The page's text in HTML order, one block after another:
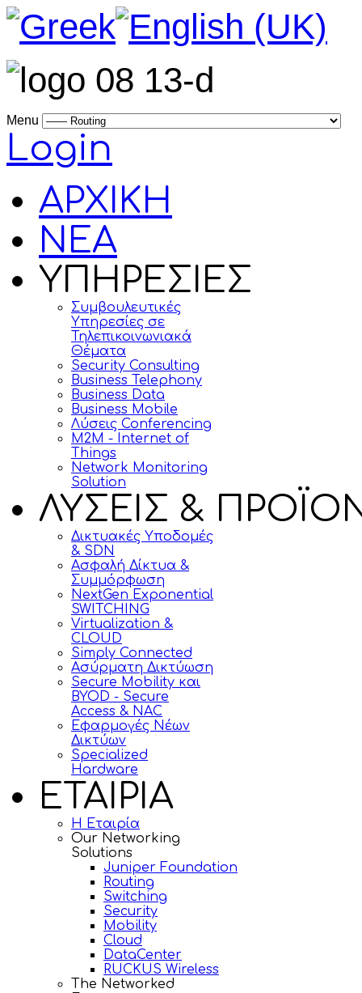
Menu
Login
ΑΡΧΙΚΗ
ΝΕΑ
ΥΠΗΡΕΣΙΕΣ
Συμβουλευτικές
Υπηρεσίες σε
Τηλεπικοινωνιακά
Θέματα
Security Consulting
Business Telephony
Business Data
Business Mobile
Λύσεις Conferencing
M2M - Internet of
Things
Network Monitoring
Solution
ΛΥΣΕΙΣ &
Δικτυακές Υποδομές
& SDN
Ασφαλή Δίκτυα &
Συμμόρφωση
NextGen Exponential
SWITCHING
Virtualization &
CLOUD
Simply Connected
Ασύρματη Δικτύωση
Secure Mobility και
BYOD - Secure
Access & NAC
Εφαρμογές Νέων
Δικτύων
Specialized
Hardware
ΕΤΑΙΡΙΑ
Η Εταιρία
Our Networking
Solutions
Juniper Foundation
Routing
Switching
Security
Mobility
Cloud
DataCenter
RUCKUS Wireless
The Networked